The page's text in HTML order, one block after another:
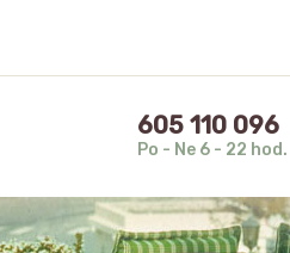
605 110 096
Po - Ne 6 - 22 hod.